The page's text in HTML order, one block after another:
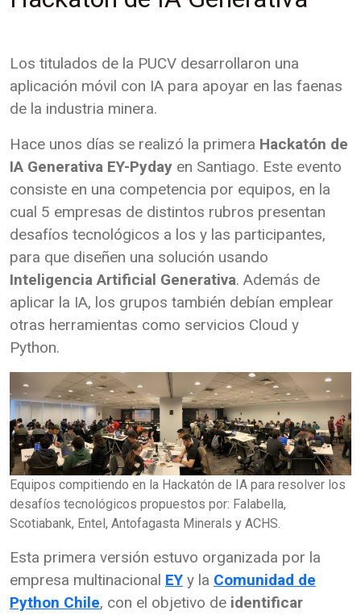
Los titulados de la PUCV desarrollaron una
aplicación móvil con IA para apoyar en las faenas
de la industria minera.
Hace unos días se realizó la primera Hackatón de
IA Generativa EY-Pyday en Santiago. Este evento
consiste en una competencia por equipos, en la
cual 5 empresas de distintos rubros presentan
desafíos tecnológicos a los y las participantes,
para que diseñen una solución usando
Inteligencia Artificial Generativa. Además de
aplicar la IA, los grupos también debían emplear
otras herramientas como servicios Cloud y
Python.
Equipos compitiendo en la Hackatón de IA para resolver los
desafíos tecnológicos propuestos por: Falabella,
Scotiabank, Entel, Antofagasta Minerals y ACHS.
Esta primera versión estuvo organizada por la
empresa multinacional EY y la Comunidad de
Python Chile, con el objetivo de identificar